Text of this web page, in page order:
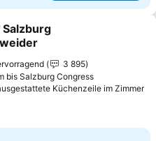
Favoriten hinzufügen
Salzburg
3 895
bis Salzburg Congress
Küchenzeile im Zimmer